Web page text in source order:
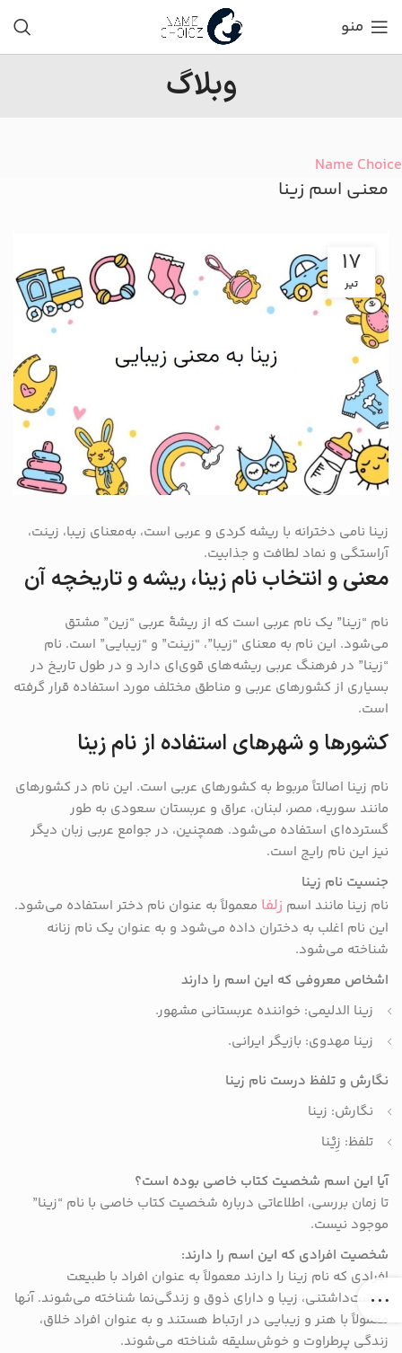
منو
وبلاگ
Name Choice
معنی اسم زینا
17
تیر
زینا نامی دخترانه با ریشه کردی و عربی است، به‌معنای زیبا، زینت،
آراستگی و نماد لطافت و جذابیت.
معنی و انتخاب نام زینا،ریشه و تاریخچه آن
نام “زینا” یک نام عربی است که از ریشهٔ عربی “زین” مشتق
می‌شود. این نام به معنای “زیبا”، “زینت” و “زیبایی” است. نام
“زینا” در فرهنگ عربی ریشه‌های قوی‌ای دارد و در طول تاریخ در
بسیاری از کشورهای عربی و مناطق مختلف مورد استفاده قرار گرفته
است.
کشورها و شهرهای استفاده از نام زینا
نام زینا اصالتاً مربوط به کشورهای عربی است. این نام در کشورهای
مانند سوریه، مصر، لبنان، عراق و عربستان سعودی به طور
گسترده‌ای استفاده می‌شود. همچنین، در جوامع عربی زبان دیگر
نیز این نام رایج است.
جنسیت نام زینا
نام زینا مانند اسم زلفا معمولاً به عنوان نام دختر استفاده می‌شود.
این نام اغلب به دختران داده می‌شود و به عنوان یک نام زنانه
شناخته می‌شود.
اشخاص معروفی که این اسم را دارند
زینا الدلیمی: خواننده عربستانی مشهور.
زینا مهدوی: بازیگر ایرانی.
نگارش و تلفظ درست نام زینا
نگارش: زینا
تلفظ: زِیْنا
آیا این اسم شخصیت کتاب خاصی بوده است؟
تا زمان بررسی، اطلاعاتی درباره شخصیت کتاب خاصی با نام “زینا”
موجود نیست.
شخصیت افرادی که این اسم را دارند:
افرادی که نام زینا را دارند معمولاً به عنوان افراد با طبیعت
دوست‌داشتنی، زیبا و دارای ذوق و زندگی‌نما شناخته می‌شوند. آنها
معمولاً با هنر و زیبایی در ارتباط هستند و به عنوان افراد خلاق،
زندگی پرطراوت و خوش‌سلیقه شناخته می‌شوند.